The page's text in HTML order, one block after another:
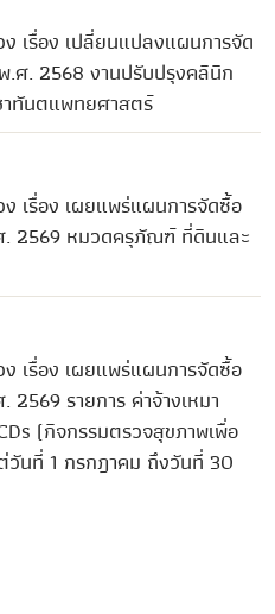
เรื่อง เปลี่ยนแปลงแผนการจัด
.ศ. 2568 งานปรับปรุงคลินิก
ทันตแพทยศาสตร์
เรื่อง เผยแพร่แผนการจัดซื้อ
. 2569 หมวดครุภัณฑ์ ที่ดินและ
เรื่อง เผยแพร่แผนการจัดซื้อ
รายการ ค่าจ้างเหมา
(กิจกรรมตรวจสุขภาพเพื่อ
วันที่ 1 กรกฎาคม ถึงวันที่ 30